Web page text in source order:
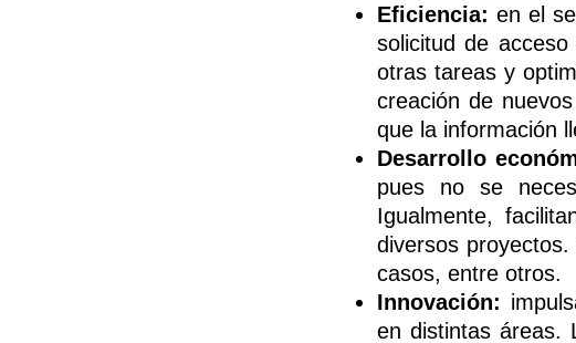
Eficiencia: en el
solicitud de
otras tareas y
creación de
que la información
Desarrollo
pues no se
Igualmente,
diversos
casos, entre otros.
Innovación:
en distintas áreas.